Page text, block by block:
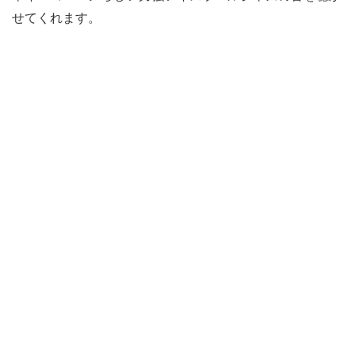
せてくれます。